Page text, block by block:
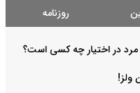
روزنامه
مرد در اختیار چه کسی است؟
ولز!